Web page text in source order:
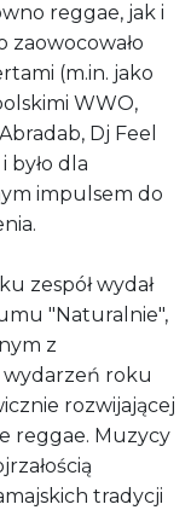
reggae, jak i
zaowocowało
(m.in. jako
WWO,
Dj Feel
było dla
impulsem do
zespół wydał
"Naturalnie",
z
wydarzeń roku
rozwijającej
reggae. Muzycy
tradycji